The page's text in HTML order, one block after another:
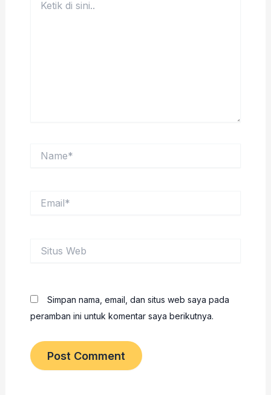
Web
Simpan nama, email, dan situs web saya pada
peramban ini untuk komentar saya berikutnya.